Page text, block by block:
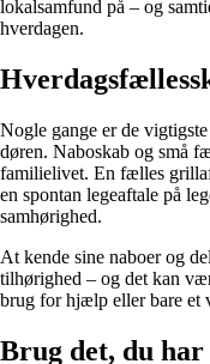
lokalsamfund på – og
hverdagen.
Nogle gange er de
døren. Naboskab og små
familielivet. En fælles
en spontan legeaftale på
samhørighed.
At kende sine naboer og
tilhørighed – og det kan
brug for hjælp eller bare et
Brug det, du har